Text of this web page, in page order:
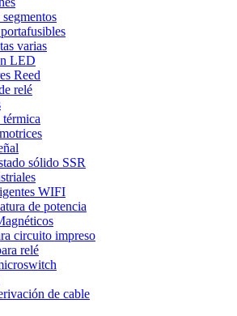
varias
LED
Reed
relé
sólido SSR
WIFI
de potencia
circuito impreso
relé
de cable